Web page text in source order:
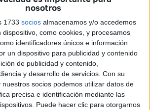
nosotros
1733 socios almacenamos y/o accedemos
como cookies, y procesamos
identificadores únicos e información
un dispositivo para publicidad y contenido
de publicidad y contenido,
y desarrollo de servicios. Con su
nuestros socios podemos utilizar datos de
precisa e identificación mediante las
Puede hacer clic para otorgarnos
de socialistas de Ceuta liderado por
a Sevilla al 41 Congreso “con la
reelección dePedro Sánchezcomo
se crece en las adversidades y
derechos sociales y su seña de